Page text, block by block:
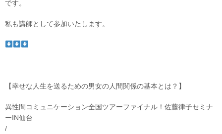
です。
私も講師として参加いたします。
【幸せな人生を送るための男女の人間関係の基本とは？】
異性間コミュニケーション全国ツアーファイナル！佐藤律子セミナ
ーIN仙台
/